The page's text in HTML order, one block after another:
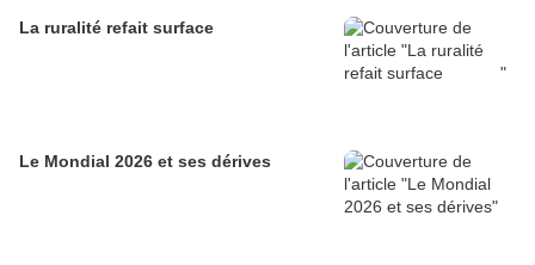
Le Mondial 2026 et ses dérives